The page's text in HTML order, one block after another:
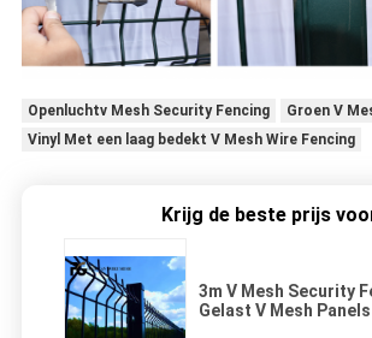
Openluchtv Mesh Security Fencing
Groen V
Vinyl Met een laag bedekt V Mesh Wire Fencing
Krijg de beste prijs
3m V Mesh Security
Gelast V Mesh Panels